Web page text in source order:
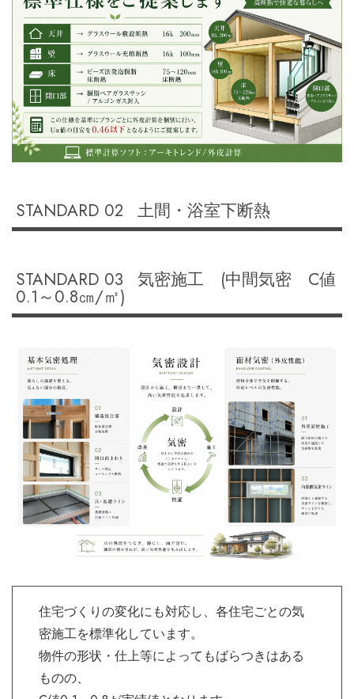
STANDARD 02 土間・浴室下断熱
STANDARD 03 気密施工 (中間気密 C値
0.1～0.8㎝/㎡)
住宅づくりの変化にも対応し、各住宅ごとの気
密施工を標準化しています。
物件の形状・仕上等によってもばらつきはある
ものの、